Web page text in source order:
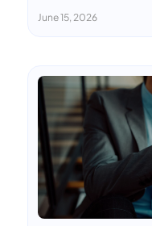
June 15, 2026